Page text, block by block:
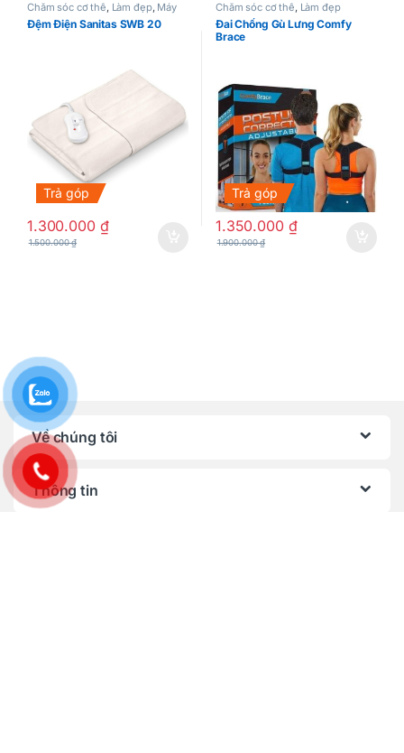
Chăm sóc cơ thể, Làm đẹp, Máy
massage
Đệm Điện Sanitas SWB 20
Trả góp
1.300.000 ₫
1.500.000₫
Chăm sóc cơ thể, Làm đẹp
Đai Chống Gù Lưng Comfy
Brace
Trả góp
1.350.000 ₫
1.900.000₫
Về chúng tôi
Thông tin